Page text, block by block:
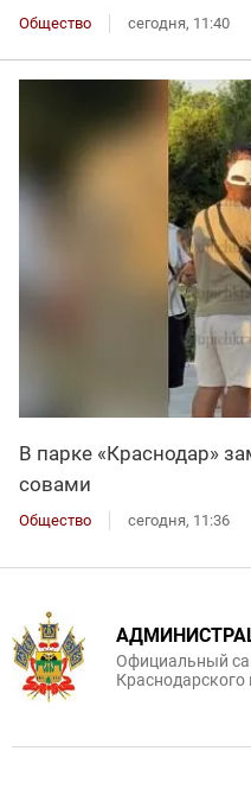
Общество сегодня, 11:40
В парке «Краснодар»
совами
Общество сегодня, 11:36
Официальный
Краснодарского